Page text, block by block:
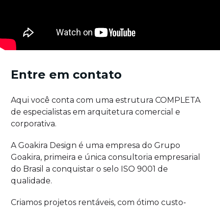
Entre em contato
Aqui você conta com uma estrutura COMPLETA
de especialistas em arquitetura comercial e
corporativa.
A Goakira Design é uma empresa do Grupo
Goakira, primeira e única consultoria empresarial
do Brasil a conquistar o selo ISO 9001 de
qualidade.
Criamos projetos rentáveis, com ótimo custo-